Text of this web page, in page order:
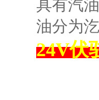
具有汽
油分为
24V伏